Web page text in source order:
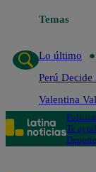
Temas
Lo último
Perú Decide
Valentina
Política
Te